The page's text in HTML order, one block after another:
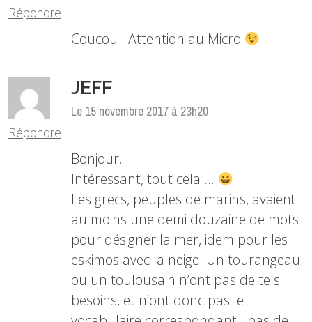
Répondre
Coucou ! Attention au Micro
JEFF
Le 15 novembre 2017 à 23h20
Répondre
Bonjour,
Intéressant, tout cela …
Les grecs, peuples de marins, avaient
au moins une demi douzaine de mots
pour désigner la mer, idem pour les
eskimos avec la neige. Un tourangeau
ou un toulousain n’ont pas de tels
besoins, et n’ont donc pas le